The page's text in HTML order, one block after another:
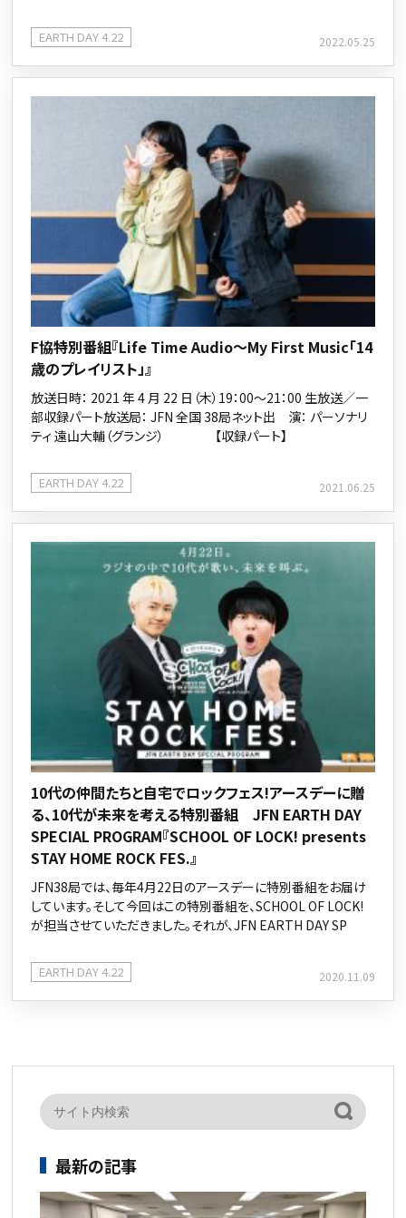
EARTH DAY 4.22 2022.05.25
F協特別番組『Life Time Audio～My First Music「14
歳のプレイリスト」』
放送日時： 2021 年 4 月 22 日（木）19：00～21：00 生放送／一
部収録パート放送局： JFN 全国 38局ネット出 演： パーソナリ
ティ 遠山大輔（グランジ） 【収録パート】
EARTH DAY 4.22 2021.06.25
10代の仲間たちと自宅でロックフェス!アースデーに贈
る、10代が未来を考える特別番組 JFN EARTH DAY
SPECIAL PROGRAM『SCHOOL OF LOCK! presents
STAY HOME ROCK FES.』
JFN38局では、毎年4月22日のアースデーに特別番組をお届け
しています。そして今回はこの特別番組を、SCHOOL OF LOCK!
が担当させていただきました。それが、JFN EARTH DAY SP
EARTH DAY 4.22 2020.11.09
最新の記事